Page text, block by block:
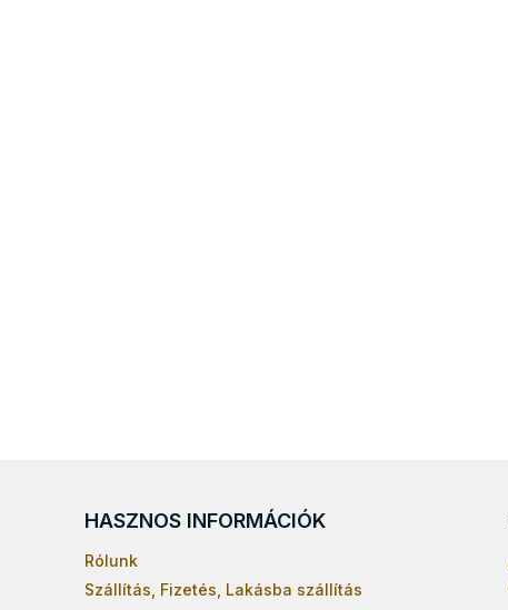
HASZNOS INFORMÁCIÓK
Rólunk
Szállítás, Fizetés, Lakásba szállítás